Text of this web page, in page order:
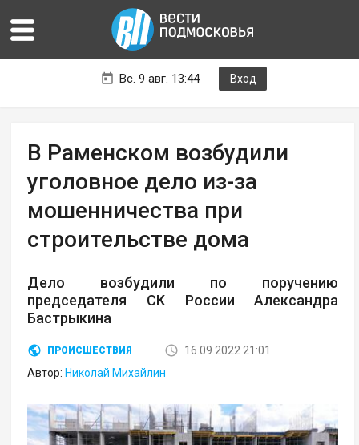
Вс. 9 авг. 13:44 Вход
В Раменском возбудили
уголовное дело из-за
мошенничества при
строительстве дома
Дело возбудили по поручению
председателя СК России Александра
Бастрыкина
ПРОИСШЕСТВИЯ
16.09.2022 21:01
Автор: Николай Михайлин